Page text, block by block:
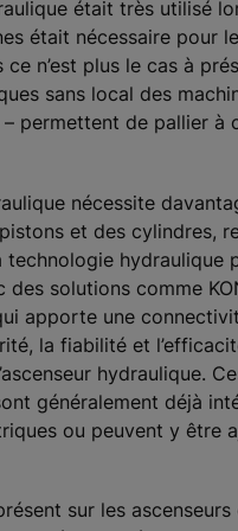
était très utilisé
était nécessaire pour
n’est plus le cas à
sans local des
permettent de pallier à
nécessite
et des cylindres,
technologie hydraulique
des solutions comme
apporte une
la fiabilité et
hydraulique.
généralement déjà
ou peuvent y être
sur les